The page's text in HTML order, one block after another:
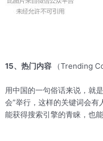
15、热门内容 （Trending
用中国的一句俗话来说，就
会”举行，这样的关键词会
能获得搜索引擎的青睐，也